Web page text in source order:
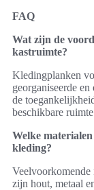
FAQ
Wat zijn de
kastruimte?
Kledingplanken
georganiseerde
de
beschikbare
Welke
kleding?
zijn hout, metaal